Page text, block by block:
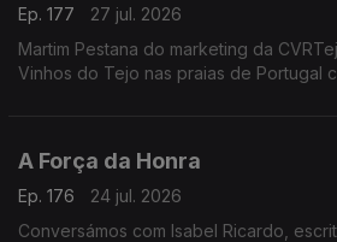
apresentação pianística.
Ep. 177
27 jul. 2026
Martim Pestana do marketing da
Vinhos do Tejo nas praias de Portugal
A Força da Honra
Ep. 176
24 jul. 2026
Conversámos com Isabel Ricardo,